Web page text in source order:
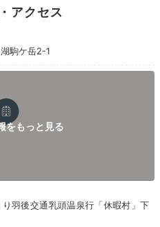
アクセス
駒ケ岳2-1
羽後交通乳頭温泉行「休暇村」下